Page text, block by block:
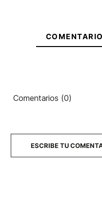
Comentarios (0)
ESCRIBE TU